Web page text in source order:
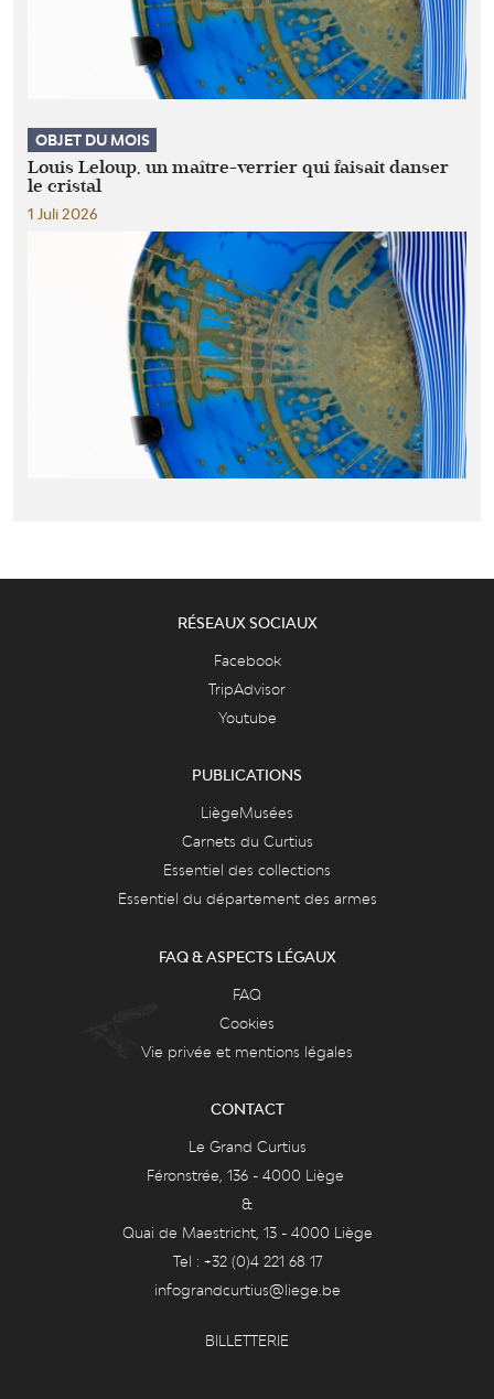
OBJET DU MOIS
Louis Leloup, un maître-verrier qui faisait danser
le cristal
1 Juli 2026
RÉSEAUX SOCIAUX
Facebook
TripAdvisor
Youtube
PUBLICATIONS
LiègeMusées
Carnets du Curtius
Essentiel des collections
Essentiel du département des armes
FAQ & ASPECTS LÉGAUX
FAQ
Cookies
Vie privée et mentions légales
CONTACT
Le Grand Curtius
Féronstrée, 136 - 4000 Liège
&
Quai de Maestricht, 13 - 4000 Liège
Tel : +32 (0)4 221 68 17
infograndcurtius@liege.be
BILLETTERIE